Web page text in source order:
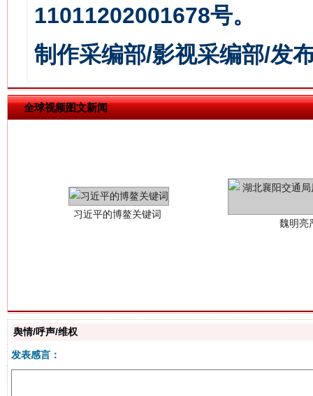
11011202001678号。
制作采编部/影视采编部/发
全球视频图文新闻
“刷贴”乱象丛生
生
舆情/呼声/维权
发表感言：